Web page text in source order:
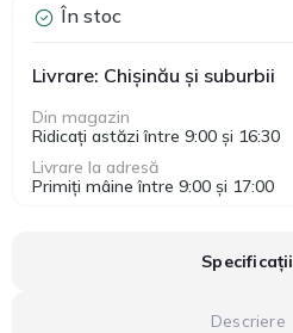
În stoc
Livrare: Chișinău și suburbii
Din magazin
Ridicați astăzi între 9:00 și 16:30
Livrare la adresă
Primiți mâine între 9:00 și 17:00
Specificații
Descriere